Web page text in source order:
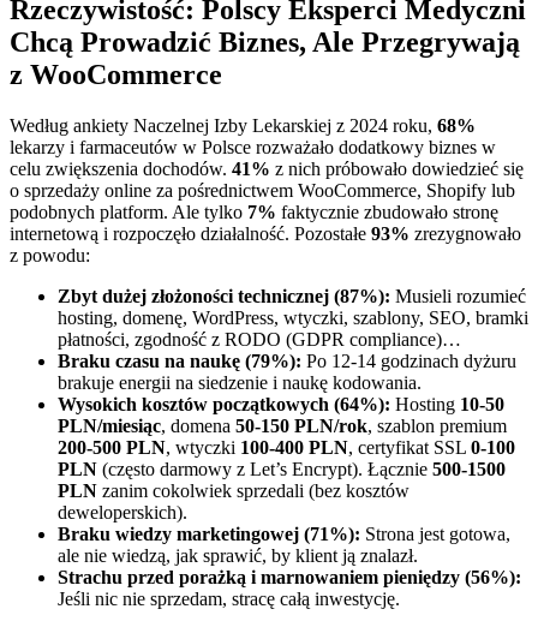
Rzeczywistość: Polscy Eksperci Medyczni
Chcą Prowadzić Biznes, Ale Przegrywają
z WooCommerce
Według ankiety Naczelnej Izby Lekarskiej z 2024 roku, 68%
lekarzy i farmaceutów w Polsce rozważało dodatkowy biznes w
celu zwiększenia dochodów. 41% z nich próbowało dowiedzieć się
o sprzedaży online za pośrednictwem WooCommerce, Shopify lub
podobnych platform. Ale tylko 7% faktycznie zbudowało stronę
internetową i rozpoczęło działalność. Pozostałe 93% zrezygnowało
z powodu:
Zbyt dużej złożoności technicznej (87%): Musieli rozumieć
hosting, domenę, WordPress, wtyczki, szablony, SEO, bramki
płatności, zgodność z RODO (GDPR compliance)…
Braku czasu na naukę (79%): Po 12-14 godzinach dyżuru
brakuje energii na siedzenie i naukę kodowania.
Wysokich kosztów początkowych (64%): Hosting 10-50
PLN/miesiąc, domena 50-150 PLN/rok, szablon premium
200-500 PLN, wtyczki 100-400 PLN, certyfikat SSL 0-100
PLN (często darmowy z Let’s Encrypt). Łącznie 500-1500
PLN zanim cokolwiek sprzedali (bez kosztów
deweloperskich).
Braku wiedzy marketingowej (71%): Strona jest gotowa,
ale nie wiedzą, jak sprawić, by klient ją znalazł.
Strachu przed porażką i marnowaniem pieniędzy (56%):
Jeśli nic nie sprzedam, stracę całą inwestycję.